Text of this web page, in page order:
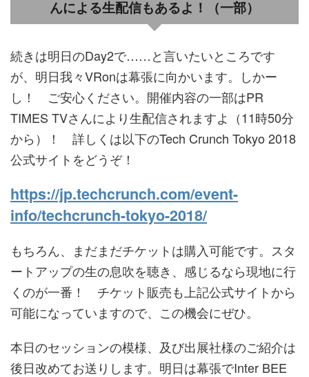
んによる生配信もあるよ！（一部）
続きは明日のDay2で……と言いたいところです
が、明日我々VRonは幕張に向かいます。しかー
し！ ご安心ください。開催内容の一部はPR
TIMES TVさんにより生配信されますよ（11時50分
から）！ 詳しくは以下のTech Crunch Tokyo 2018
公式サイトをどうぞ！
https://jp.techcrunch.com/event-
info/techcrunch-tokyo-2018/
もちろん、まだまだチケットは購入可能です。スタ
ートアップの生の息吹を聴き、感じるなら現地に行
くのが一番！ チケット販売も上記公式サイトから
可能になっていますので、この機会にぜひ。
本日のセッションの模様、及び出展社様のご紹介は
後日改めてお送りします。明日は幕張でInter BEE